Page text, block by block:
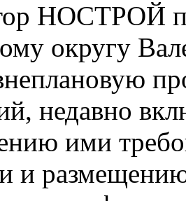
НОСТРОЙ
округу
недавно
ими
и